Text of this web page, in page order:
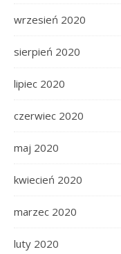
wrzesień 2020
sierpień 2020
lipiec 2020
czerwiec 2020
maj 2020
kwiecień 2020
marzec 2020
luty 2020